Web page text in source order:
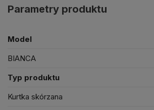
Parametry produktu
Model
BIANCA
Typ produktu
Kurtka skórzana